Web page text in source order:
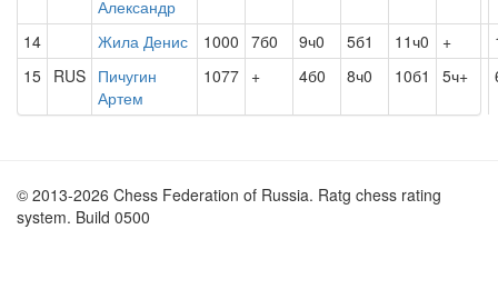
Александр
14 Жила Денис 1000 7б0 9ч0 5б1 11ч0 +
15 RUS Пичугин
Артем
1077 + 4б0 8ч0 10б1 5ч+
© 2013-2026 Chess Federation of Russia. Ratg chess rating
system. Build 0500